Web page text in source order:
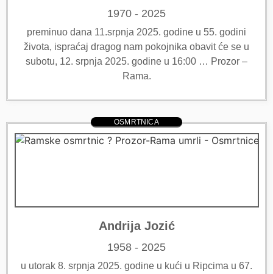
1970 - 2025
preminuo dana 11.srpnja 2025. godine u 55. godini
života, ispraćaj dragog nam pokojnika obavit će se u
subotu, 12. srpnja 2025. godine u 16:00 … Prozor –
Rama.
OSMRTNICA
Andrija Jozić
1958 - 2025
u utorak 8. srpnja 2025. godine u kući u Ripcima u 67.